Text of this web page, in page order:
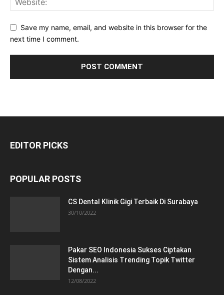
Save my name, email, and website in this browser for the
next time I comment.
EDITOR PICKS
POPULAR POSTS
CS Dental Klinik Gigi Terbaik Di Surabaya
30/10/2022
Pakar SEO Indonesia Sukses Ciptakan
Sistem Analisis Trending Topik Twitter
Dengan...
12/08/2022